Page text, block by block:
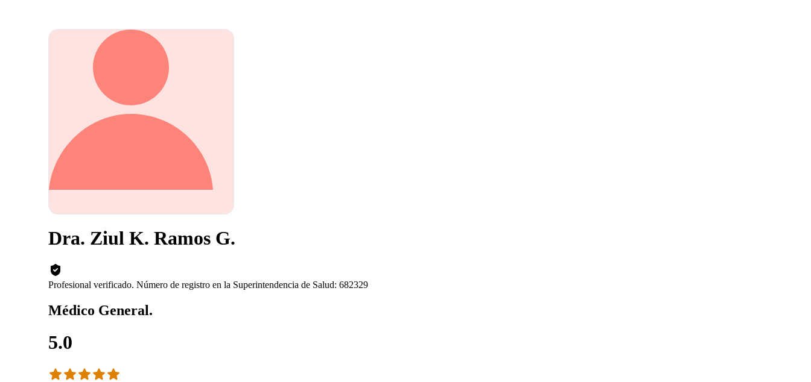
Dra. Ziul K. Ramos G.
Profesional verificado. Número de registro en la Superintendencia de Salud: 682329
Médico General.
5.0